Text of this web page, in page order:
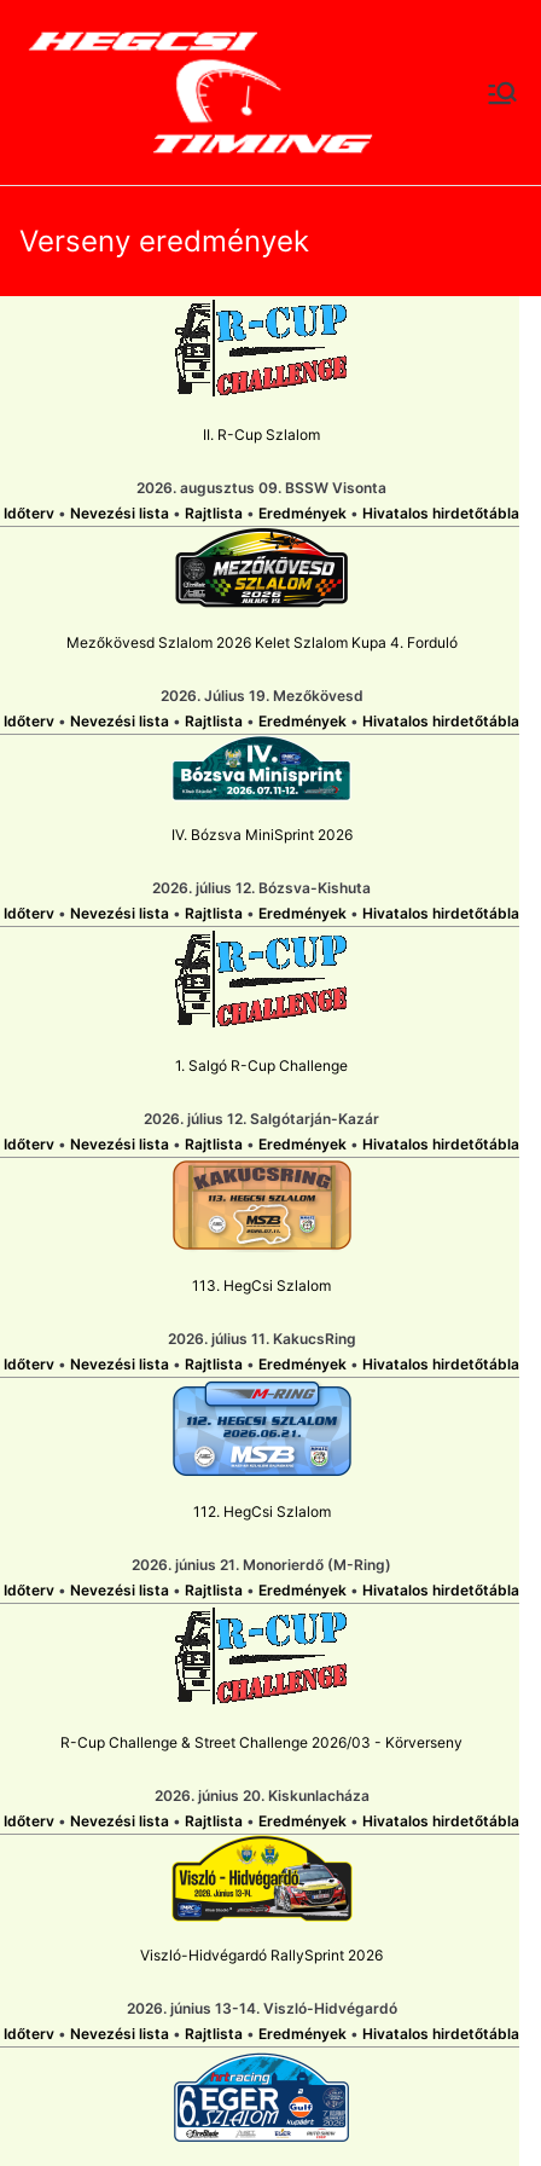
hegc
sitimi
Időtlen Idők
Verseny eredmények
II. R-Cup Szlalom
2026. augusztus 09. BSSW Visonta
Időterv • Nevezési lista • Rajtlista • Eredmények • Hivatalos hirdetőtábla
Mezőkövesd Szlalom 2026 Kelet Szlalom Kupa 4. Forduló
2026. Július 19. Mezőkövesd
Időterv • Nevezési lista • Rajtlista • Eredmények • Hivatalos hirdetőtábla
IV. Bózsva MiniSprint 2026
2026. július 12. Bózsva-Kishuta
Időterv • Nevezési lista • Rajtlista • Eredmények • Hivatalos hirdetőtábla
1. Salgó R-Cup Challenge
2026. július 12. Salgótarján-Kazár
Időterv • Nevezési lista • Rajtlista • Eredmények • Hivatalos hirdetőtábla
113. HegCsi Szlalom
2026. július 11. KakucsRing
Időterv • Nevezési lista • Rajtlista • Eredmények • Hivatalos hirdetőtábla
112. HegCsi Szlalom
2026. június 21. Monorierdő (M-Ring)
Időterv • Nevezési lista • Rajtlista • Eredmények • Hivatalos hirdetőtábla
R-Cup Challenge & Street Challenge 2026/03 - Körverseny
2026. június 20. Kiskunlacháza
Időterv • Nevezési lista • Rajtlista • Eredmények • Hivatalos hirdetőtábla
Viszló-Hidvégardó RallySprint 2026
2026. június 13-14. Viszló-Hidvégardó
Időterv • Nevezési lista • Rajtlista • Eredmények • Hivatalos hirdetőtábla